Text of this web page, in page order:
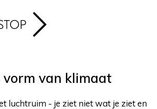
van klimaat
luchtruim - je ziet niet wat je ziet en